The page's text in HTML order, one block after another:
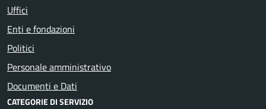
Uffici
Enti e fondazioni
Politici
Personale amministrativo
Documenti e Dati
CATEGORIE DI SERVIZIO